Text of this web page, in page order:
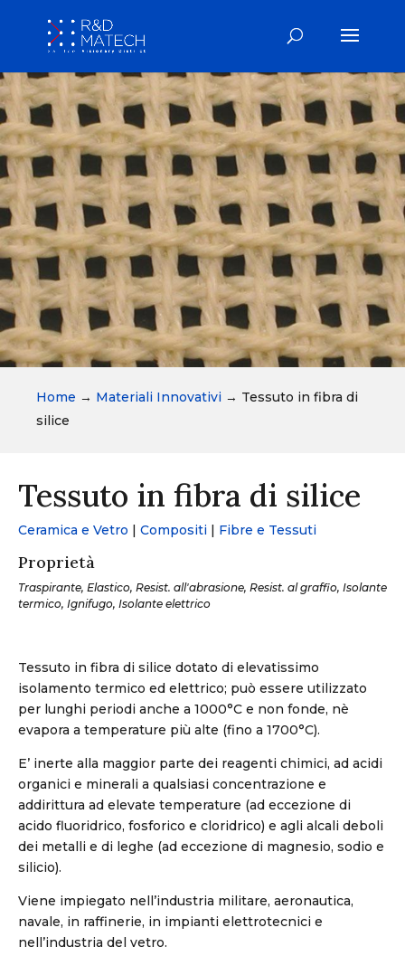
Home → Materiali Innovativi → Tessuto in fibra di
silice
Tessuto in fibra di silice
Ceramica e Vetro | Compositi | Fibre e Tessuti
Proprietà
Traspirante, Elastico, Resist. all'abrasione, Resist. al graffio, Isolante
termico, Ignifugo, Isolante elettrico
Tessuto in fibra di silice dotato di elevatissimo
isolamento termico ed elettrico; può essere utilizzato
per lunghi periodi anche a 1000°C e non fonde, nè
evapora a temperature più alte (fino a 1700°C).
E’ inerte alla maggior parte dei reagenti chimici, ad acidi
organici e minerali a qualsiasi concentrazione e
addirittura ad elevate temperature (ad eccezione di
acido fluoridrico, fosforico e cloridrico) e agli alcali deboli
dei metalli e di leghe (ad eccezione di magnesio, sodio e
silicio).
Viene impiegato nell’industria militare, aeronautica,
navale, in raffinerie, in impianti elettrotecnici e
nell’industria del vetro.